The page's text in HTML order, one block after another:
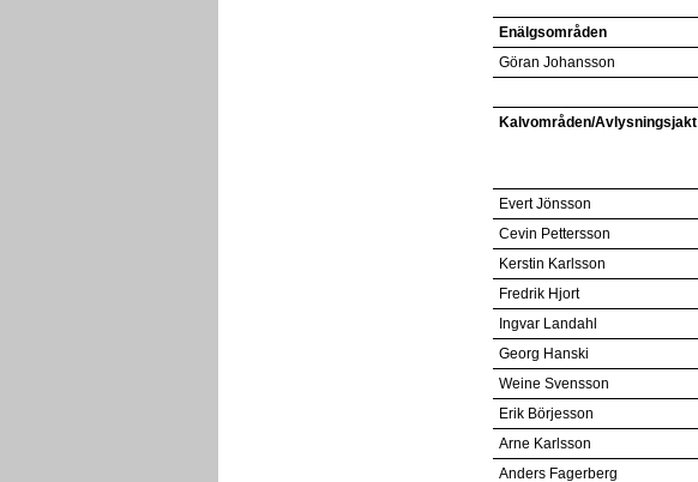
Enälgsområden
Göran Johansson
Kalvområden/Avlysningsjakt
Evert Jönsson
Cevin Pettersson
Kerstin Karlsson
Fredrik Hjort
Ingvar Landahl
Georg Hanski
Weine Svensson
Erik Börjesson
Arne Karlsson
Anders Fagerberg